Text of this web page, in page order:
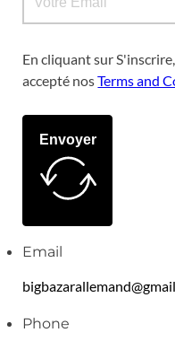
En cliquant sur
accepté nosTerms and
Envoyer
Email
Phone